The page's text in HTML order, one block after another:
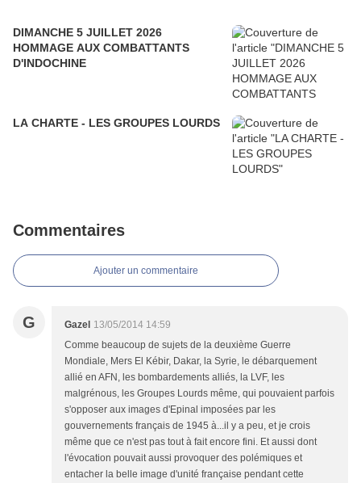
DIMANCHE 5 JUILLET 2026
HOMMAGE AUX COMBATTANTS
D'INDOCHINE
LA CHARTE - LES GROUPES LOURDS
Commentaires
Ajouter un commentaire
G Gazel 13/05/2014 14:59
Comme beaucoup de sujets de la deuxième Guerre
Mondiale, Mers El Kébir, Dakar, la Syrie, le débarquement
allié en AFN, les bombardements alliés, la LVF, les
malgrénous, les Groupes Lourds même, qui pouvaient parfois
s'opposer aux images d'Epinal imposées par les
gouvernements français de 1945 à...il y a peu, et je crois
même que ce n'est pas tout à fait encore fini. Et aussi dont
l'évocation pouvait aussi provoquer des polémiques et
entacher la belle image d'unité française pendant cette